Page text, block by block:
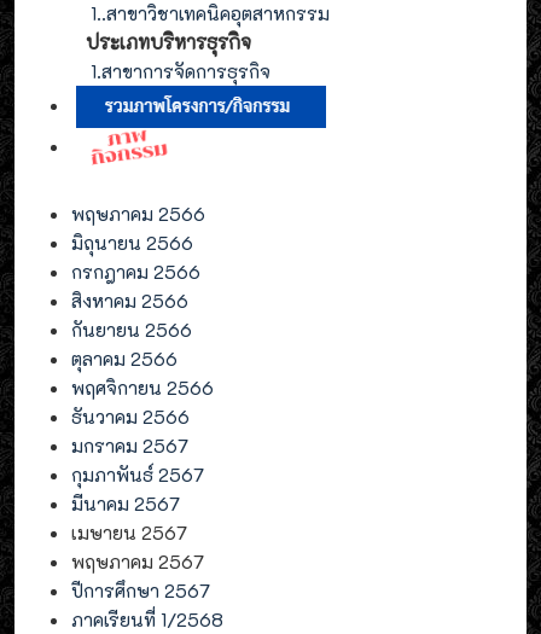
1..สาขาวิชาเทคนิคอุตสาหกรรม
ประเภทบริหารธุรกิจ
1.สาขาการจัดการธุรกิจ
พฤษภาคม 2566
มิถุนายน 2566
กรกฎาคม 2566
สิงหาคม 2566
กันยายน 2566
ตุลาคม 2566
พฤศจิกายน 2566
ธันวาคม 2566
มกราคม 2567
กุมภาพันธ์ 2567
มีนาคม 2567
เมษายน 2567
พฤษภาคม 2567
ปีการศึกษา 2567
ภาคเรียนที่ 1/2568